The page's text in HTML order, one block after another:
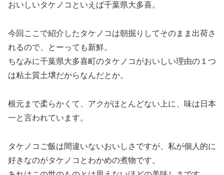
おいしいタケノコといえば千葉県大多喜。
今回ここで紹介したタケノコは朝掘りしてそのまま出荷さ
れるので、とーっても新鮮。
ちなみに千葉県大多喜町のタケノコがおいしい理由の１つ
は粘土質土壌だからなんだとか。
根元まで柔らかくて、アクがほとんどない上に、味は日本
一と言われています。
タケノコご飯は間違いないおいしさですが、私が個人的に
好きなのがタケノコとわかめの煮物です。